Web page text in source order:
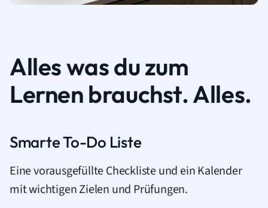
Alles was du zum
Lernen brauchst. Alles.
Smarte To-Do Liste
Eine vorausgefüllte Checkliste und ein Kalender
mit wichtigen Zielen und Prüfungen.